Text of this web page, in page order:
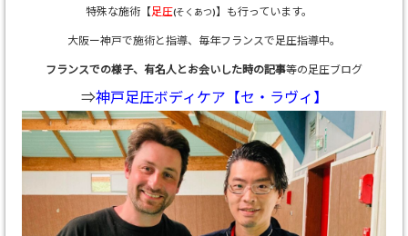
特殊な施術【足圧(そくあつ)】も行っています。
大阪ー神戸で施術と指導、 毎年フランスで足圧指導中。
フランスでの様子、有名人とお会いした時の記事等の足圧ブログ
⇒神戸足圧ボディケア【セ・ラヴィ】